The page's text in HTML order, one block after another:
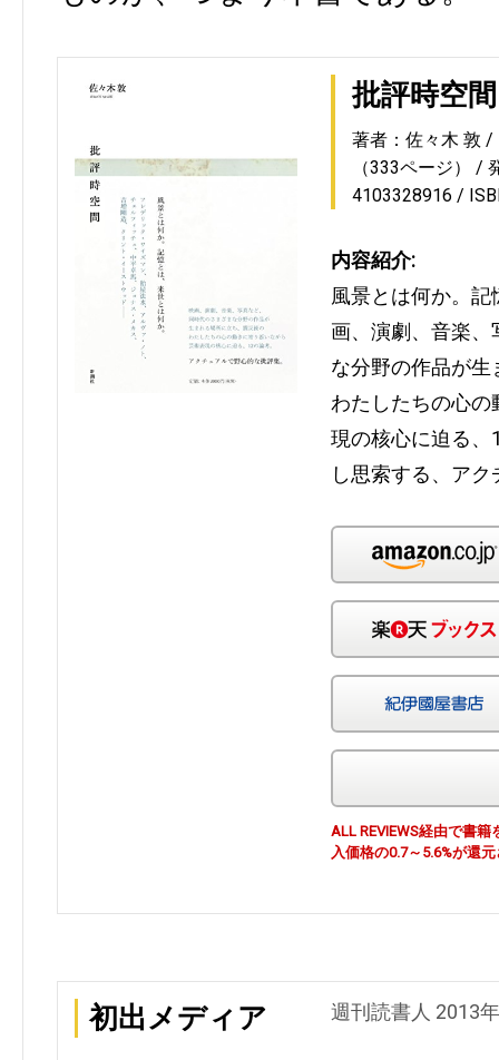
批評時空間
著者：佐々木 敦
（333ページ）
4103328916
内容紹介:
風景とは何か。
画、演劇、音楽
な分野の作品が
わたしたちの心
現の核心に迫る、
し思索する、ア
ALL REVIEWS経由で書
入価格の0.7～5.6%が還
初出メディア 週刊読書人 2013